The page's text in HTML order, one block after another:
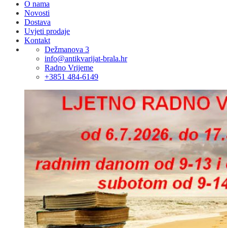
O nama
Novosti
Dostava
Uvjeti prodaje
Kontakt
Dežmanova 3
info@antikvarijat-brala.hr
Radno Vrijeme
+3851 484-6149